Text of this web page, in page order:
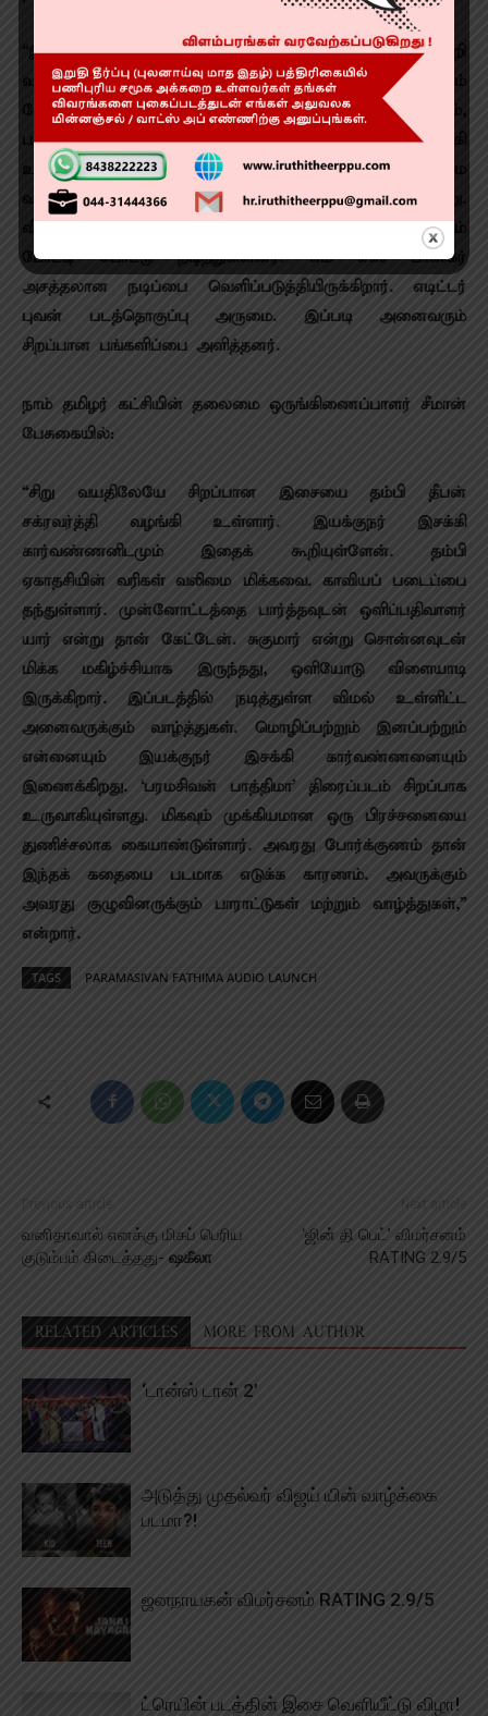
“இது வாழ்வியல் சம்பந்தப்பட்ட கதை. என்னை சுற்றி
வாழ்ந்த மக்களின் கதை. இது மதவாத படமல்ல, மனிதம்
பேசும் படம். இசையமைப்பாளர் தீபன் சக்ரவர்த்தியும்,
பாடலாசிரியர் ஏகாதசியும் மிகச்சிறந்த பங்களிப்பை வழங்கி
உள்ளார்கள். ஒளிப்பதிவாளர் சுகுமார் மிகவும் திறமை
வாய்ந்த கலைஞர். இப்படம் அதற்கு மற்றுமொரு சான்று.
விமல் ஒரு கடின உழைப்பாளி. சாயா தேவியும் சுகுமாரும்
போட்டி போட்டு நடித்துள்ளனர். எம் எஸ் பாஸ்கர்
அசத்தலான நடிப்பை வெளிப்படுத்தியிருக்கிறார். எடிட்டர்
புவன் படத்தொகுப்பு அருமை. இப்படி அனைவரும்
சிறப்பான பங்களிப்பை அளித்தனர்.
நாம் தமிழர் கட்சியின் தலைமை ஒருங்கிணைப்பாளர் சீமான்
பேசுகையில்:
“சிறு வயதிலேயே சிறப்பான இசையை தம்பி தீபன்
சக்ரவர்த்தி வழங்கி உள்ளார். இயக்குநர் இசக்கி
கார்வண்ணனிடமும் இதைக் கூறியுள்ளேன். தம்பி
ஏகாதசியின் வரிகள் வலிமை மிக்கவை. காவியப் படைப்பை
தந்துள்ளார். முன்னோட்டத்தை பார்த்தவுடன் ஒளிப்பதிவாளர்
யார் என்று தான் கேட்டேன். சுகுமார் என்று சொன்னவுடன்
மிக்க மகிழ்ச்சியாக இருந்தது, ஒளியோடு விளையாடி
இருக்கிறார். இப்படத்தில் நடித்துள்ள விமல் உள்ளிட்ட
அனைவருக்கும் வாழ்த்துகள். மொழிப்பற்றும் இனப்பற்றும்
என்னையும் இயக்குநர் இசக்கி கார்வண்ணனையும்
இணைக்கிறது. ‘பரமசிவன் பாத்திமா’ திரைப்படம் சிறப்பாக
உருவாகியுள்ளது. மிகவும் முக்கியமான ஒரு பிரச்சனையை
துணிச்சலாக கையாண்டுள்ளார். அவரது போர்க்குணம் தான்
இந்தக் கதையை படமாக எடுக்க காரணம். அவருக்கும்
அவரது குழுவினருக்கும் பாராட்டுகள் மற்றும் வாழ்த்துகள்,”
என்றார்.
TAGS PARAMASIVAN FATHIMA AUDIO LAUNCH
Previous article
வனிதாவால் எனக்கு மிகப் பெரிய
குடும்பம் கிடைத்தது- ஷகீலா
Next article
‘ஜின் தி பெட்’ விமர்சனம்
RATING 2.9/5
RELATED ARTICLES MORE FROM AUTHOR
‘டான்ஸ் டான் 2’
அடுத்து முதல்வர் விஜய் யின் வாழ்க்கை
படமா?!
ஜனநாயகன் விமர்சனம் RATING 2.9/5
ட்ரெயின் படத்தின் இசை வெளியீட்டு விழா!